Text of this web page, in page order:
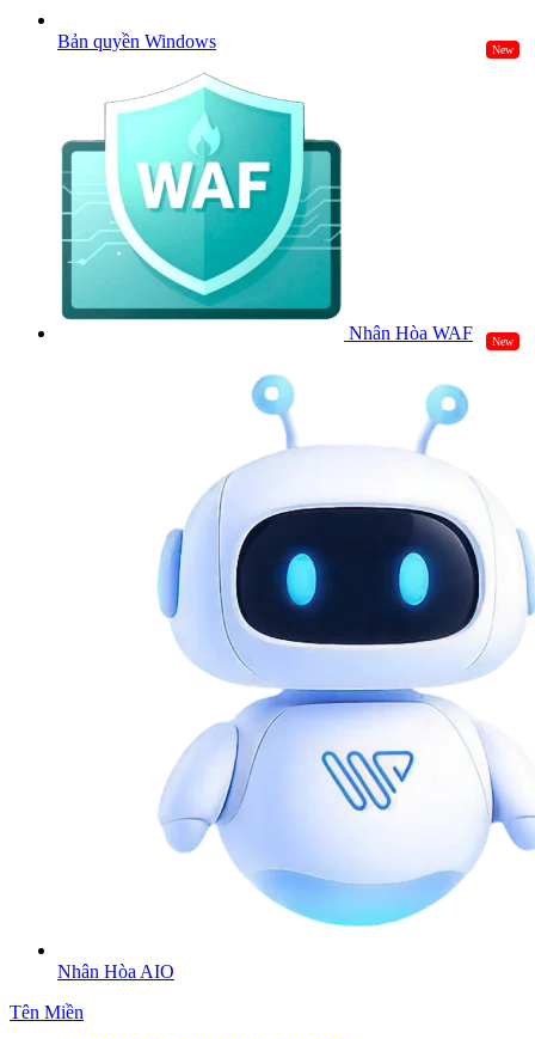
Bản quyền Windows New
Nhân Hòa WAF New
Nhân Hòa AIO
Tên Miền